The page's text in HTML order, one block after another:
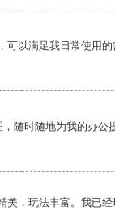
以满足我日常使用的
随时随地为我的办公
美，玩法丰富。我已